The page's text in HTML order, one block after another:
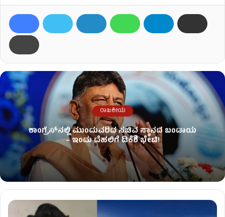
ರಾಜಕೀಯ
ಕಾಂಗ್ರೆಸ್​ನಲ್ಲಿ ಮುಂದುವರಿದ ಸಚಿವ ಸ್ಥಾನದ ಬಂಡಾಯ
– ಇಂದು ದೆಹಲಿಗೆ ಡಿಕೆಶಿ ಭೇಟಿ!